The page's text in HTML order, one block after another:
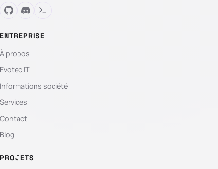
ENTREPRISE
À propos
Evotec IT
Informations société
Services
Contact
Blog
PROJETS